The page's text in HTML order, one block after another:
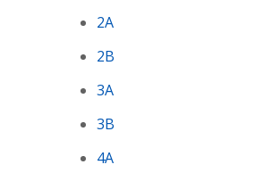
2A
2B
3A
3B
4A